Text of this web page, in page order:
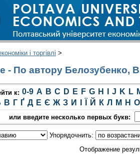
і торгівлі >
- По автору Белозубенко,
к: 0-9 A B C D E F G H J K L
В Г Ґ Д Е Є Ж З И Й К Л М Н О
или введите несколько первых букв:
Упорядочнить:
Отображение